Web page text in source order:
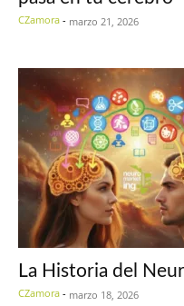
CZamora - marzo 21, 2026
La Historia del
CZamora - marzo 18, 2026